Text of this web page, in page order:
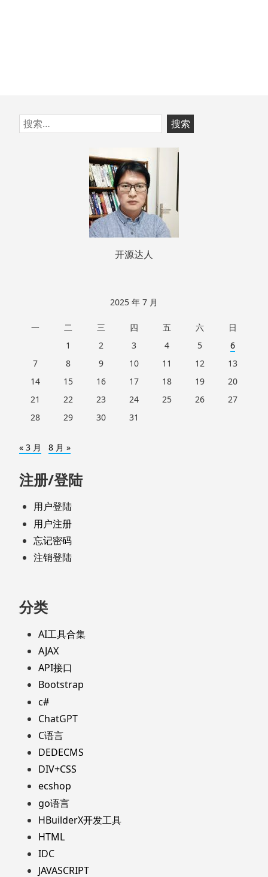
跳
至
搜
索：
开源达人
2025 年 7 月
一 二 三 四 五 六
日
1
2 3 4 5
6
7
8 9 10 11 12
13
14
15 16 17 18 19
20
21
22 23 24 25 26
27
28
29 30 31
« 3 月 8 月 »
注册/登陆
用户登陆
用户注册
忘记密码
注销登陆
分类
AI工具合集
AJAX
API接口
Bootstrap
c#
ChatGPT
C语言
DEDECMS
DIV+CSS
ecshop
go语言
HBuilderX开发工具
HTML
IDC
JAVASCRIPT